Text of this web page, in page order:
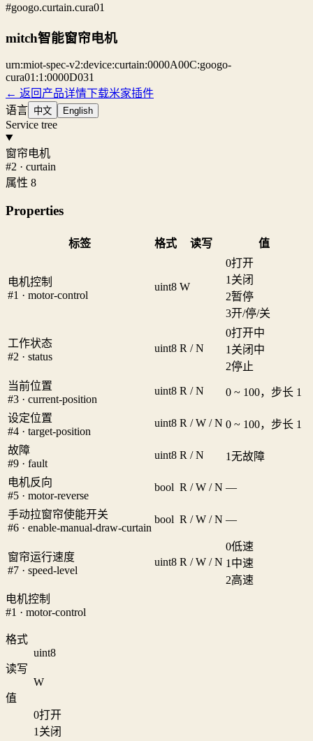
#googo.curtain.cura01
mitch智能窗帘电机
urn:miot-spec-v2:device:curtain:0000A00C:googo-
cura01:1:0000D031
← 返回产品详情下载米家插件
语言 中文 English
Service tree
窗帘电机
#2 · curtain
属性 8
Properties
标签 格式 读写 值
电机控制
#1 · motor-control
uint8 W
0打开
1 关闭
2暂停
3开/停/关
工作状态
#2 · status
uint8 R / N
0打开中
1 关闭中
2停止
当前位置
#3 · current-position
uint8 R / N 0 ~ 100，步长 1
设定位置
#4 · target-position
uint8 R / W / N 0 ~ 100，步长 1
故障
#9 · fault
uint8 R / N 1无故障
电机反向
#5 · motor-reverse
bool R / W / N —
手动拉窗帘使能开关
#6 · enable-manual-draw-curtain
bool R / W / N —
窗帘运行速度
#7 · speed-level
uint8 R / W / N
0低速
1 中速
2高速
电机控制
#1 · motor-control
格式
uint8
读写
W
值
0打开
1 关闭